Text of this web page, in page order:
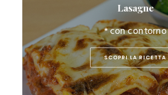
Lasagne
* con contorno
SCOPRI LA RICETTA